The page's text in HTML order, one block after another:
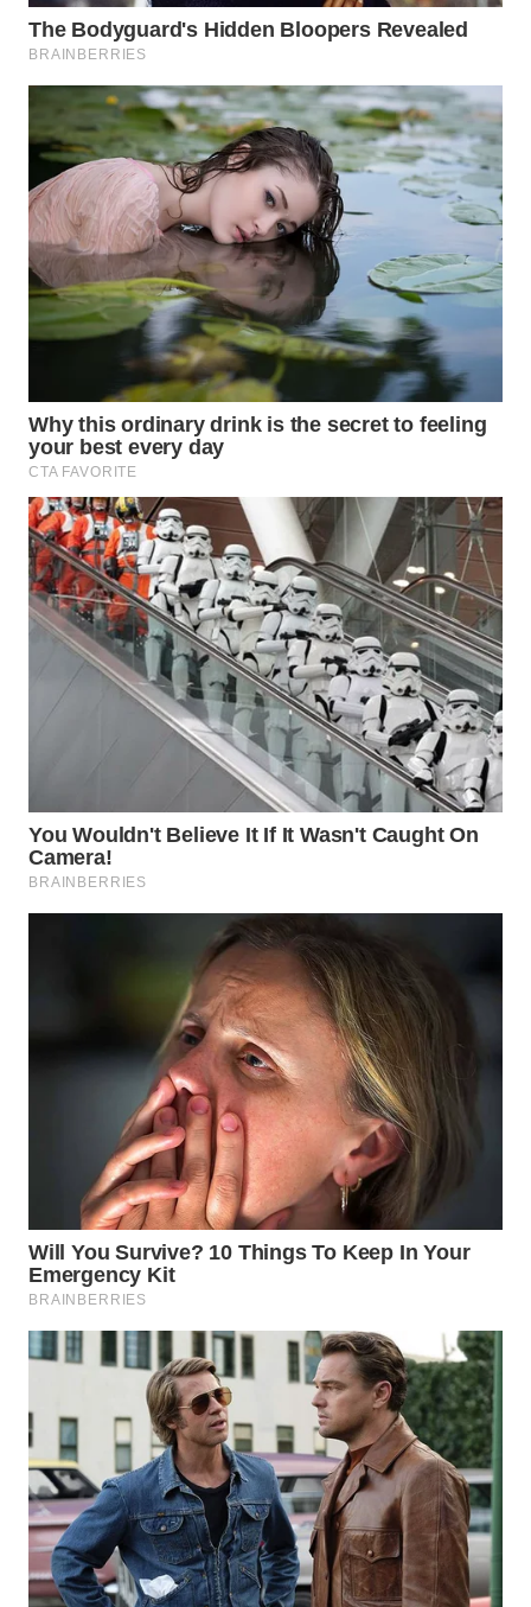
WN
WN
KALSEL
WN
KALTIM
WN
SULSEL
WN
GORONTALO
SULUT
WN
MALUKU
WN
MALUT
WN
DANAU
TOBA
LANGKAT
TAPANULI
SELATAN
WN
TANJUNG
LESUNG
WN
SIMALUNGUN
WN
LABUHANBATU